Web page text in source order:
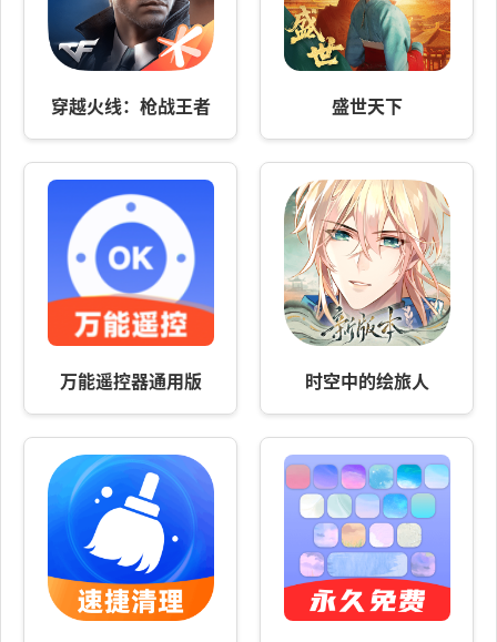
穿越火线：枪战王者 盛世天下
万能遥控器通用版 时空中的绘旅人